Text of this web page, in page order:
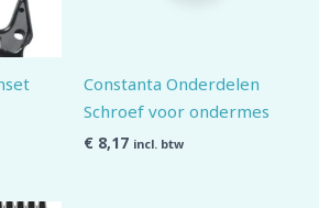
Constanta Onderdelen
Schroef voor ondermes
€ 8,17 incl. btw